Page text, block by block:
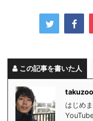
この記事を書いた人
はじめ